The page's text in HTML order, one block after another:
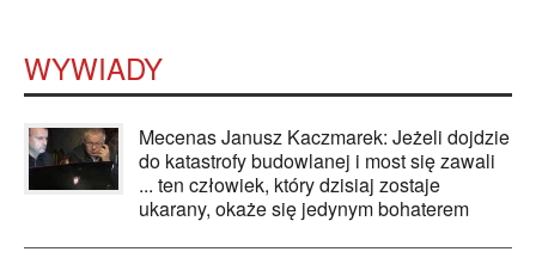
WYWIADY
Mecenas Janusz Kaczmarek: Jeżeli dojdzie
do katastrofy budowlanej i most się zawali
... ten człowiek, który dzisiaj zostaje
ukarany, okaże się jedynym bohaterem